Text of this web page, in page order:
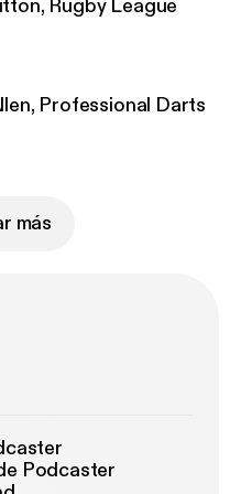
Rugby League
Professional Darts
más
Podcaster